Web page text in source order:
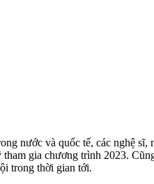
nước và quốc tế, các nghệ sĩ,
gia chương trình 2023.
trong thời gian tới.